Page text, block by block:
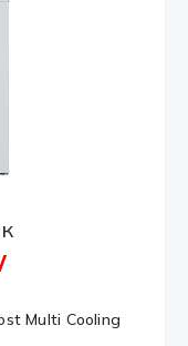
Multi Cooling